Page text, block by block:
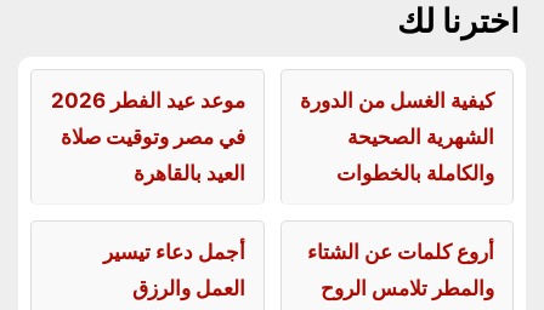
اخترنا لك
كيفية الغسل من الدورة
الشهرية الصحيحة
والكاملة بالخطوات
موعد عيد الفطر 2026
في مصر وتوقيت صلاة
العيد بالقاهرة
أروع كلمات عن الشتاء
والمطر تلامس الروح
أجمل دعاء تيسير
العمل والرزق